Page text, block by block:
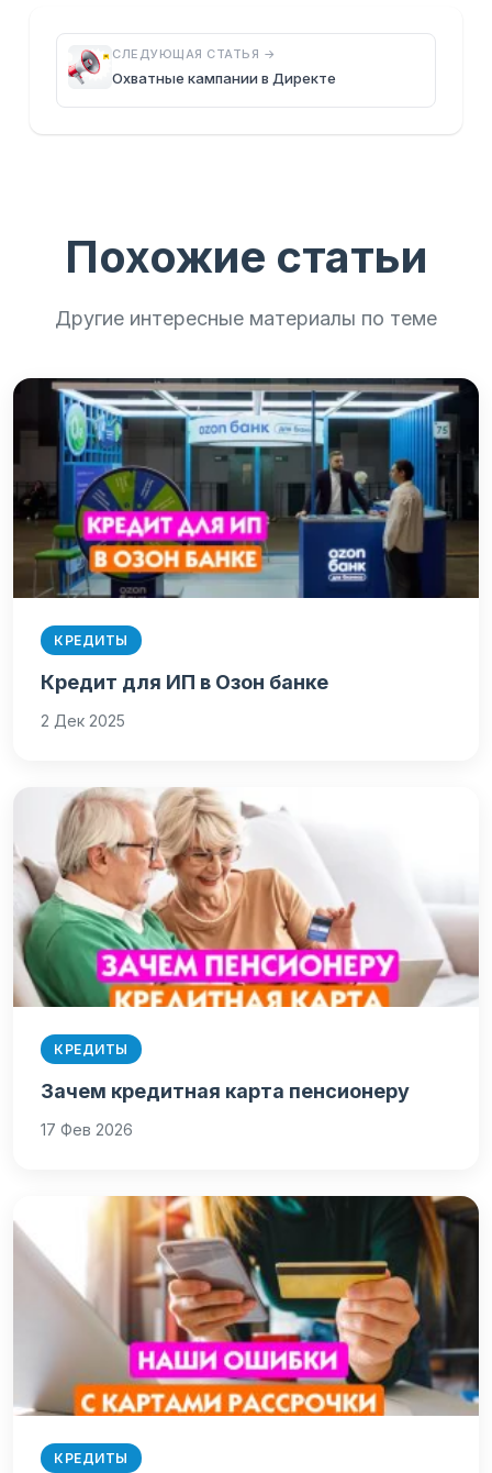
СЛЕДУЮЩАЯ СТАТЬЯ →
Охватные кампании в Директе
Похожие статьи
Другие интересные материалы по теме
КРЕДИТЫ
Кредит для ИП в Озон банке
2 Дек 2025
КРЕДИТЫ
Зачем кредитная карта пенсионеру
17 Фев 2026
КРЕДИТЫ